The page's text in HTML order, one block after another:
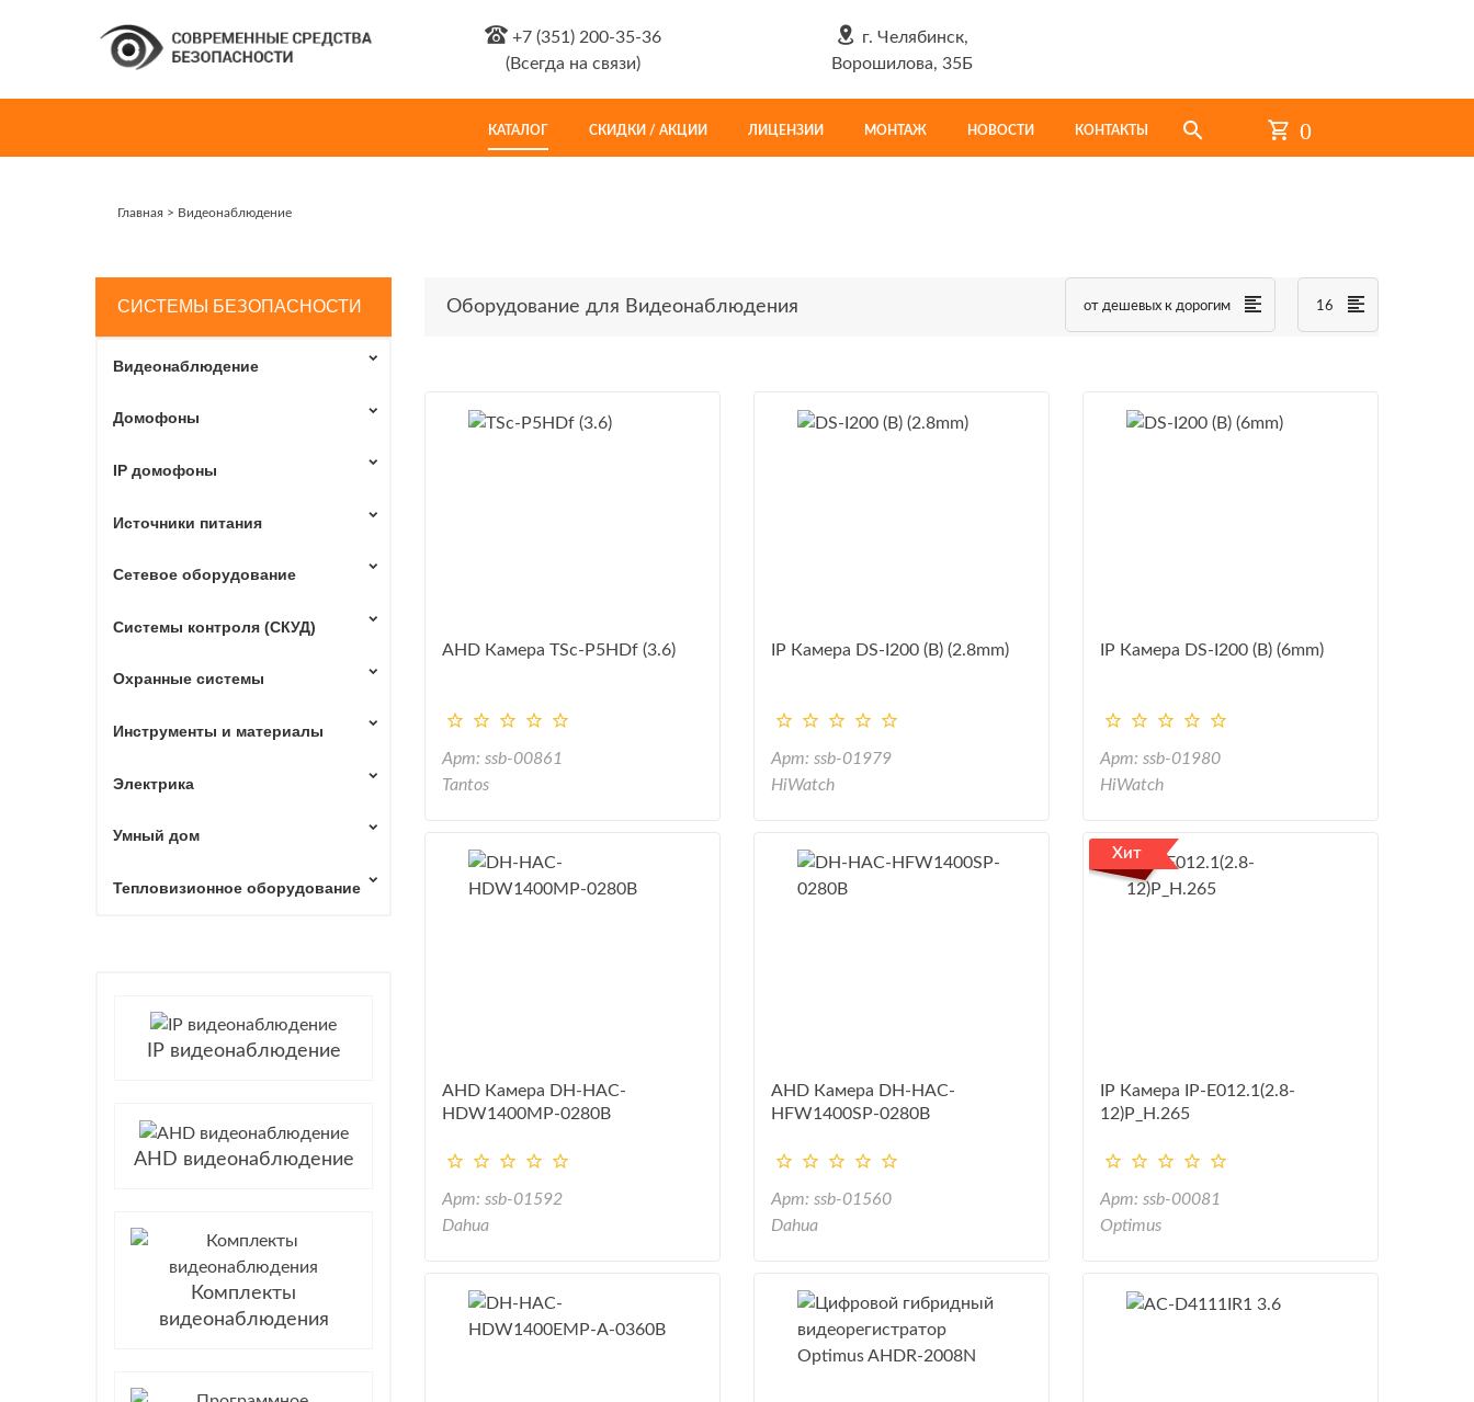
+7 (351) 200-35-36
(Всегда на связи)
г. Челябинск,
Ворошилова, 35Б
КАТАЛОГ СКИДКИ / АКЦИИ ЛИЦЕНЗИИ МОНТАЖ НОВОСТИ КОНТАКТЫ 0
Главная > Видеонаблюдение
СИСТЕМЫ БЕЗОПАСНОСТИ
Видеонаблюдение
Домофоны
IP домофоны
Источники питания
Сетевое оборудование
Системы контроля (СКУД)
Охранные системы
Инструменты и материалы
Электрика
Умный дом
Тепловизионное оборудование
IP видеонаблюдение
AHD видеонаблюдение
Комплекты
видеонаблюдения
Оборудование для Видеонаблюдения от дешевых к дорогим 16
AHD Камера TSc-P5HDf (3.6)
Арт: ssb-00861
Tantos
IP Камера DS-I200 (B) (2.8mm)
Арт: ssb-01979
HiWatch
IP Камера DS-I200 (B) (6mm)
Арт: ssb-01980
HiWatch
AHD Камера DH-HAC-
HDW1400MP-0280B
Арт: ssb-01592
Dahua
AHD Камера DH-HAC-
HFW1400SP-0280B
Арт: ssb-01560
Dahua
Хит
IP Камера IP-E012.1(2.8-
12)P_H.265
Арт: ssb-00081
Optimus